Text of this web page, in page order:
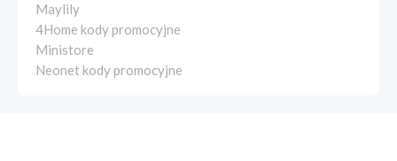
Maylily
4Home kody promocyjne
Ministore
Neonet kody promocyjne